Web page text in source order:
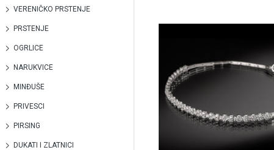
VERENIČKO PRSTENJE
PRSTENJE
OGRLICE
NARUKVICE
MINĐUŠE
PRIVESCI
PIRSING
DUKATI I ZLATNICI